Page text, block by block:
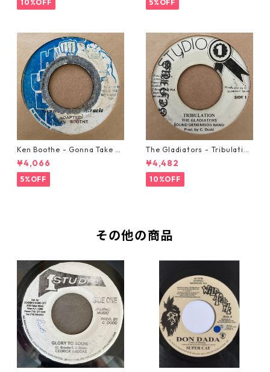
10%OFF 5%OFF
Ken Boothe - Gonna Take A
Miracle【7-21362】
¥4,066
5%OFF
The Gladiators - Tribulation
【7-21365】
¥4,482
10%OFF
その他の商品